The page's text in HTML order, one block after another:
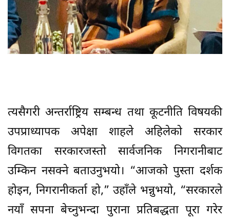
त्यसैगरी अन्तर्राष्ट्रिय सम्बन्ध तथा कूटनीति विषयकी
उपप्राध्यापक अपेक्षा शाहले अहिलेको सरकार
विगतका सरकारजस्तो सार्वजनिक निगरानीबाट
उम्किन नसक्ने बताउनुभयो। “आजको पुस्ता दर्शक
होइन, निगरानीकर्ता हो,” उहाँले भन्नुभयो, “सरकारले
नयाँ सपना बेच्नुभन्दा पुराना प्रतिबद्धता पूरा गरेर